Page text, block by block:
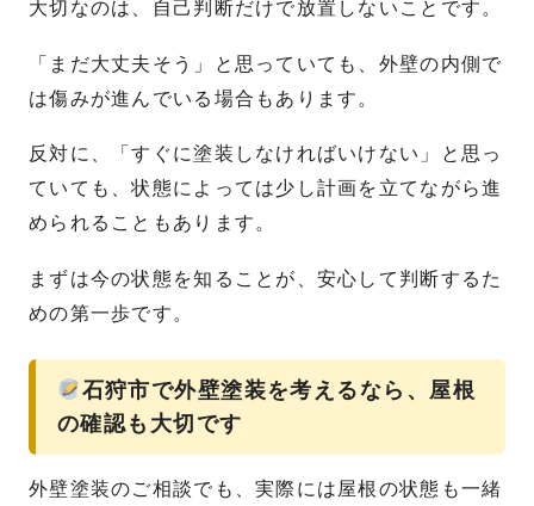
大切なのは、自己判断だけで放置しないことです。
「まだ大丈夫そう」と思っていても、外壁の内側で
は傷みが進んでいる場合もあります。
反対に、「すぐに塗装しなければいけない」と思っ
ていても、状態によっては少し計画を立てながら進
められることもあります。
まずは今の状態を知ることが、安心して判断するた
めの第一歩です。
石狩市で外壁塗装を考えるなら、屋根
の確認も大切です
外壁塗装のご相談でも、実際には屋根の状態も一緒